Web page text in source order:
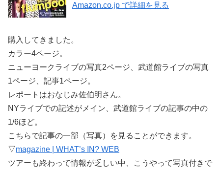
Amazon.co.jp で詳細を見る
購入してきました。
カラー4ページ。
ニューヨークライブの写真2ページ、武道館ライブの写真
1ページ、記事1ページ。
レポートはおなじみ佐伯明さん。
NYライブでの記述がメイン、武道館ライブの記事の中の
1/6ほど。
こちらで記事の一部（写真）を見ることができます。
▽magazine | WHAT’s IN? WEB
ツアーも終わって情報が乏しい中、こうやって写真付きで